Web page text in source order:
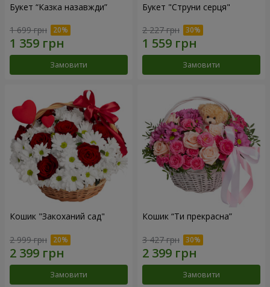
Букет “Казка назавжди”
1 699 грн
Замовити
Букет "Струни серця"
2 227 грн
Замовити
Кошик "Закоханий сад"
2 999 грн
Замовити
Кошик “Ти прекрасна”
3 427 грн
Замовити